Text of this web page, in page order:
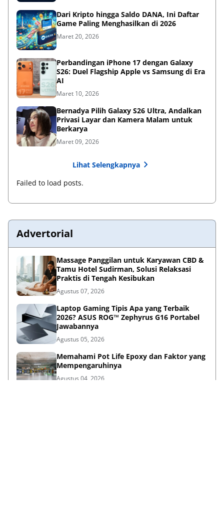
Dari Kripto hingga Saldo DANA, Ini Daftar
Game Paling Menghasilkan di 2026
Maret 20, 2026
Perbandingan iPhone 17 dengan Galaxy
S26: Duel Flagship Apple vs Samsung di Era
AI
Maret 10, 2026
Bernadya Pilih Galaxy S26 Ultra, Andalkan
Privasi Layar dan Kamera Malam untuk
Berkarya
Maret 09, 2026
Lihat Selengkapnya
Failed to load posts.
Advertorial
Massage Panggilan untuk Karyawan CBD &
Tamu Hotel Sudirman, Solusi Relaksasi
Praktis di Tengah Kesibukan
Agustus 07, 2026
Laptop Gaming Tipis Apa yang Terbaik
2026? ASUS ROG™ Zephyrus G16 Portabel
Jawabannya
Agustus 05, 2026
Memahami Pot Life Epoxy dan Faktor yang
Mempengaruhinya
Agustus 04, 2026